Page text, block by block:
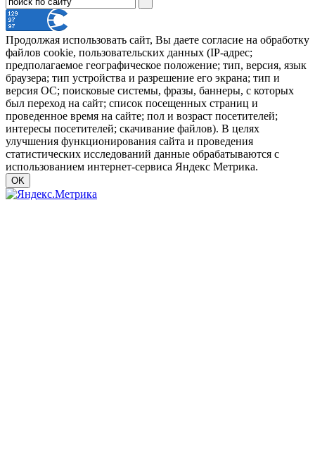
Продолжая использовать сайт, Вы даете согласие на обработку
файлов cookie, пользовательских данных (IP-адрес;
предполагаемое географическое положение; тип, версия, язык
браузера; тип устройства и разрешение его экрана; тип и
версия ОС; поисковые системы, фразы, баннеры, с которых
был переход на сайт; список посещенных страниц и
проведенное время на сайте; пол и возраст посетителей;
интересы посетителей; скачивание файлов). В целях
улучшения функционирования сайта и проведения
статистических исследований данные обрабатываются с
использованием интернет-сервиса Яндекс Метрика.
OK